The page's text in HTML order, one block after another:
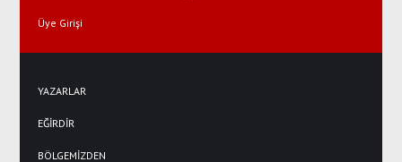
Üye Girişi
YAZARLAR
EĞİRDİR
BÖLGEMİZDEN